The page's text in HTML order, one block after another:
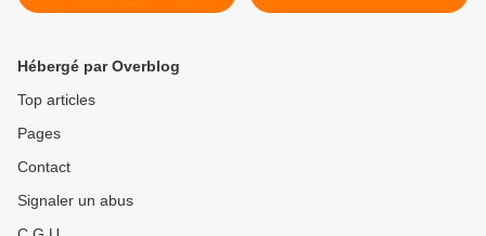
Hébergé par Overblog
Top articles
Pages
Contact
Signaler un abus